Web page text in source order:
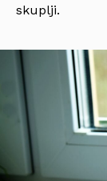
skuplji.